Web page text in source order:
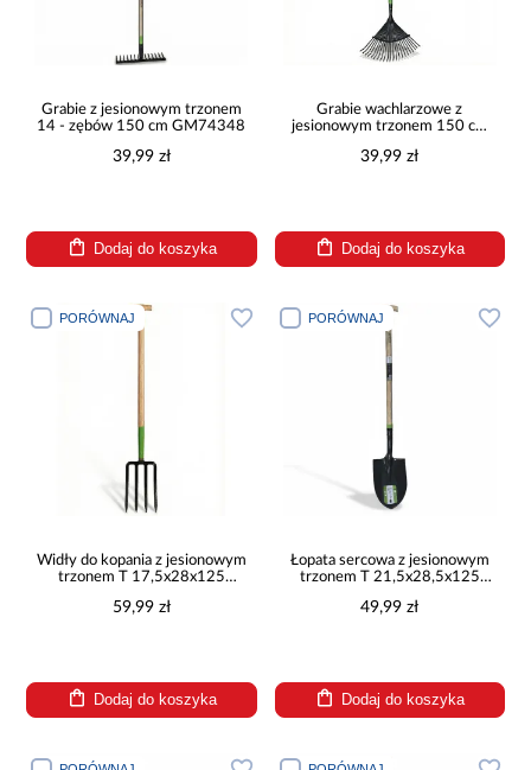
Grabie z jesionowym trzonem
14 - zębów 150 cm GM74348
39,99 zł
Dodaj do koszyka
Grabie wachlarzowe z
jesionowym trzonem 150 cm
39,99 zł
Dodaj do koszyka
PORÓWNAJ
Widły do kopania z jesionowym
trzonem T 17,5x28x125
59,99 zł
Dodaj do koszyka
PORÓWNAJ
Łopata sercowa z jesionowym
trzonem T 21,5x28,5x125
49,99 zł
Dodaj do koszyka